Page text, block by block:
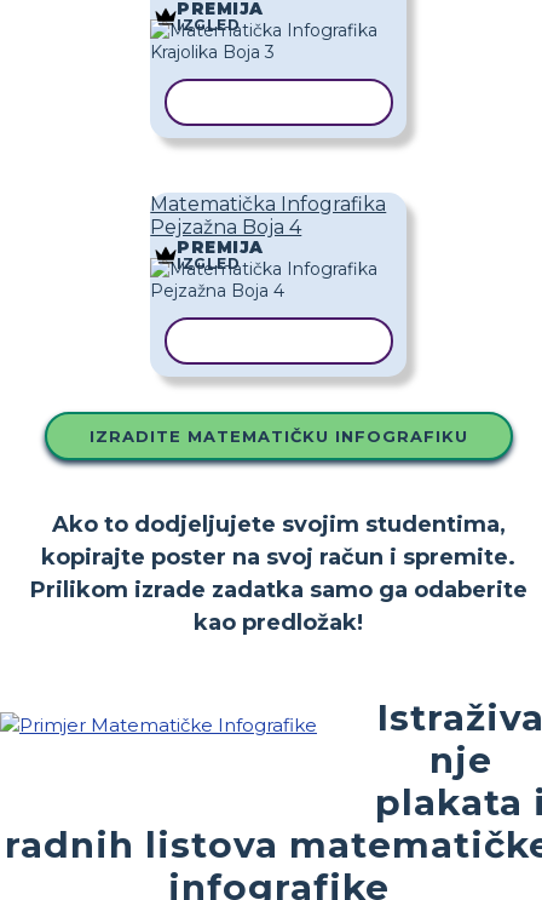
PREMIJA
IZGLED
Matematička Infografika
Pejzažna Boja 4
PREMIJA
IZGLED
IZRADITE MATEMATIČKU INFOGRAFIKU
Ako to dodjeljujete svojim studentima,
kopirajte poster na svoj račun i spremite.
Prilikom izrade zadatka samo ga odaberite
kao predložak!
nje
plakata
radnih listova
infografike